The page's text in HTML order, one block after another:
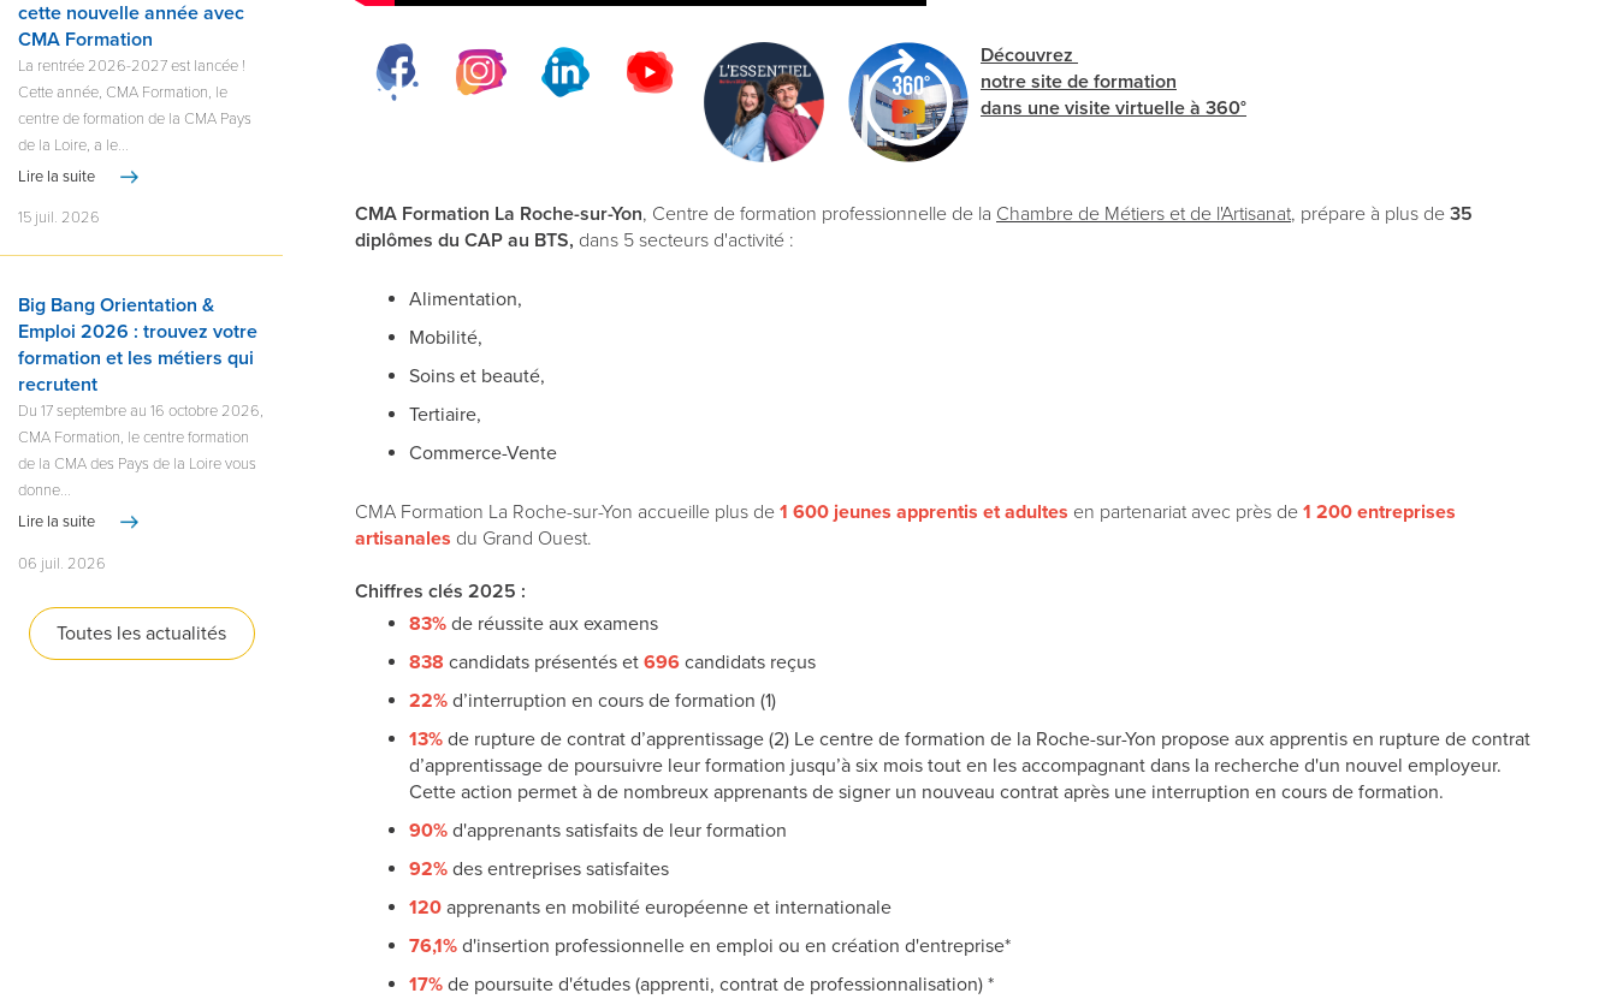
cette nouvelle année avec
CMA Formation
La rentrée 2026-2027 est lancée !
Cette année, CMA Formation, le
centre de formation de la CMA Pays
de la Loire, a le...
Lire la suite
15 juil. 2026
Big Bang Orientation &
Emploi 2026 : trouvez votre
formation et les métiers qui
recrutent
Du 17 septembre au 16 octobre 2026,
CMA Formation, le centre formation
de la CMA des Pays de la Loire vous
donne...
Lire la suite
06 juil. 2026
Toutes les actualités
Découvrez
notre site de formation
dans une visite virtuelle à 360°
CMA Formation La Roche-sur-Yon, Centre de formation professionnelle de la Chambre de Métiers et de l'Artisanat, prépare à plus de 35
diplômes du CAP au BTS, dans 5 secteurs d'activité :
Alimentation,
Mobilité,
Soins et beauté,
Tertiaire,
Commerce-Vente
CMA Formation La Roche-sur-Yon accueille plus de 1 600 jeunes apprentis et adultes en partenariat avec près de 1 200 entreprises
artisanales du Grand Ouest.
Chiffres clés 2025 :
83% de réussite aux examens
838 candidats présentés et 696 candidats reçus
22% d’interruption en cours de formation (1)
13% de rupture de contrat d’apprentissage (2) Le centre de formation de la Roche-sur-Yon propose aux apprentis en rupture de contrat
d’apprentissage de poursuivre leur formation jusqu’à six mois tout en les accompagnant dans la recherche d'un nouvel employeur.
Cette action permet à de nombreux apprenants de signer un nouveau contrat après une interruption en cours de formation.
90% d'apprenants satisfaits de leur formation
92% des entreprises satisfaites
120 apprenants en mobilité européenne et internationale
76,1% d'insertion professionnelle en emploi ou en création d'entreprise*
17% de poursuite d'études (apprenti, contrat de professionnalisation) *